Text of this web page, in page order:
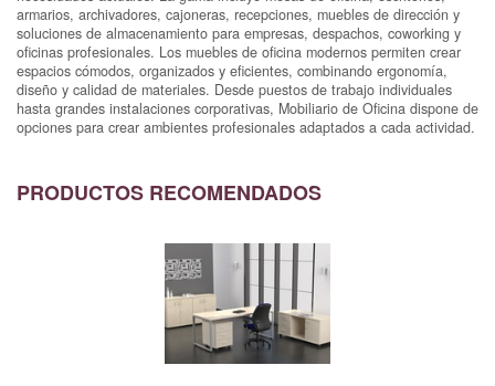
armarios, archivadores, cajoneras, recepciones, muebles de dirección y
soluciones de almacenamiento para empresas, despachos, coworking y
oficinas profesionales. Los muebles de oficina modernos permiten crear
espacios cómodos, organizados y eficientes, combinando ergonomía,
diseño y calidad de materiales. Desde puestos de trabajo individuales
hasta grandes instalaciones corporativas, Mobiliario de Oficina dispone de
opciones para crear ambientes profesionales adaptados a cada actividad.
PRODUCTOS RECOMENDADOS